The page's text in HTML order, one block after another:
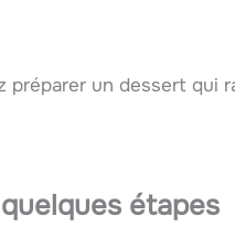
préparer un dessert qui
étapes